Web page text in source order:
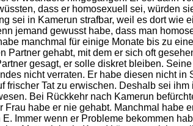
dass er homosexuell sei, würden
sei in Kamerun strafbar, weil es dort wie
jemand gewusst habe, dass man
manchmal für einige Monate bis zu
gehabt, mit dem er sich oft
gesagt, er solle diskret bleiben.
nicht verraten. Er habe diesen nicht in
Tat zu erwischen. Deshalb sei
Bei Rückkehr nach Kamerun
habe er nie gehabt. Manchmal habe
Immer wenn er Probleme bekommen